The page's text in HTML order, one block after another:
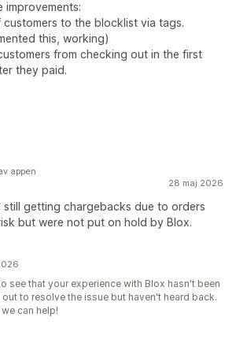
improvements:
customers to the blocklist via tags.
this, working)
from checking out in the first
they paid.
28 maj 2026
still getting chargebacks due to orders
but were not put on hold by Blox.
appen
see that your experience with Blox hasn't been
out to resolve the issue but haven't heard back.
can help!